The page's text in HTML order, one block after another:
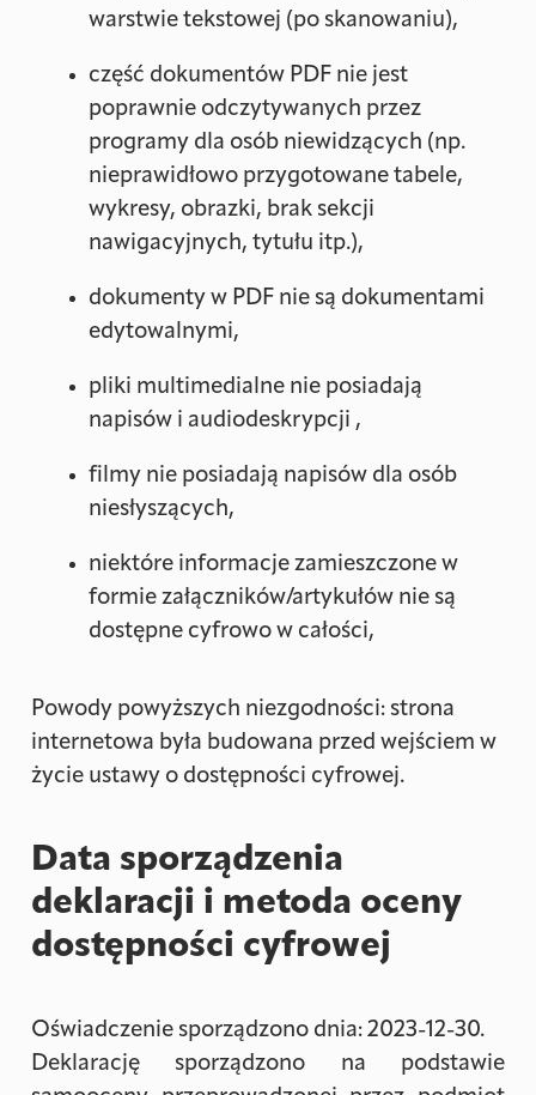
warstwie tekstowej (po skanowaniu),
część dokumentów PDF nie jest
poprawnie odczytywanych przez
programy dla osób niewidzących (np.
nieprawidłowo przygotowane tabele,
wykresy, obrazki, brak sekcji
nawigacyjnych, tytułu itp.),
dokumenty w PDF nie są dokumentami
edytowalnymi,
pliki multimedialne nie posiadają
napisów i audiodeskrypcji ,
filmy nie posiadają napisów dla osób
niesłyszących,
niektóre informacje zamieszczone w
formie załączników/artykułów nie są
dostępne cyfrowo w całości,
Powody powyższych niezgodności: strona
internetowa była budowana przed wejściem w
życie ustawy o dostępności cyfrowej.
Data sporządzenia
deklaracji i metoda oceny
dostępności cyfrowej
Oświadczenie sporządzono dnia:2023-12-30.
Deklarację sporządzono na podstawie